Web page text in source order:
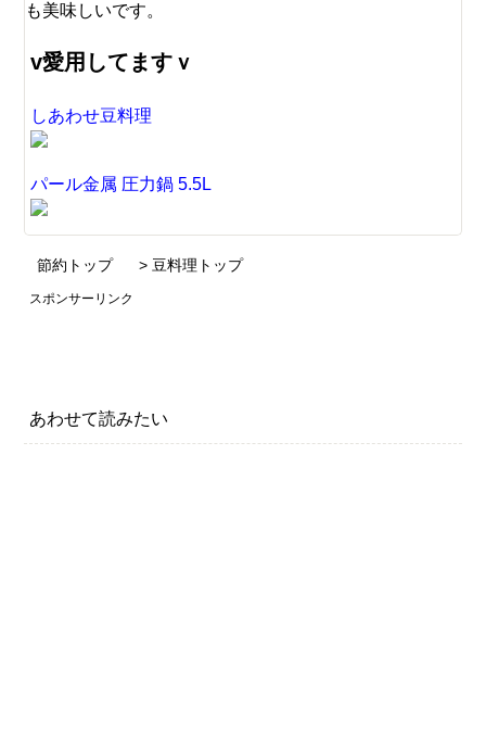
も美味しいです。
v愛用してますｖ
しあわせ豆料理
パール金属 圧力鍋 5.5L
節約トップ > 豆料理トップ
スポンサーリンク
あわせて読みたい